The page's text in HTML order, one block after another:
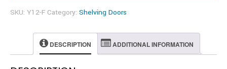
SKU: Y12-F Category: Shelving Doors
DESCRIPTION ADDITIONAL INFORMATION